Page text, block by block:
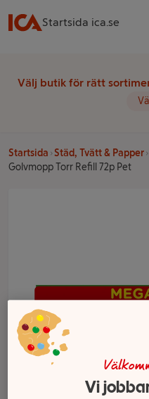
Startsida ica.se
Välj butik för rätt
Startsida Städ, Tvätt & Papper
Golvmopp Torr Refill 72p Pet
Vi